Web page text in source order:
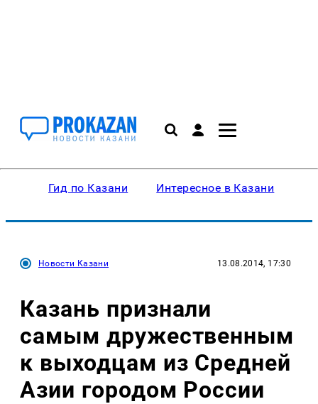
Гид по Казани Интересное в Казани
Новости Казани 13.08.2014, 17:30
Казань признали
самым дружественным
к выходцам из Средней
Азии городом России